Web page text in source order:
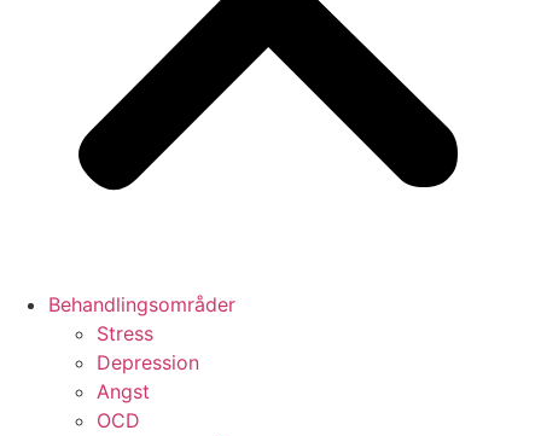
Behandlingsområder
Stress
Depression
Angst
OCD